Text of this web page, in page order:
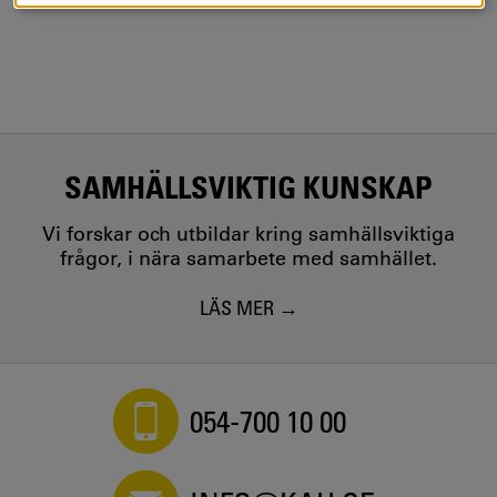
SAMHÄLLSVIKTIG KUNSKAP
Vi forskar och utbildar kring samhällsviktiga
frågor, i nära samarbete med samhället.
LÄS MER
054-700 10 00